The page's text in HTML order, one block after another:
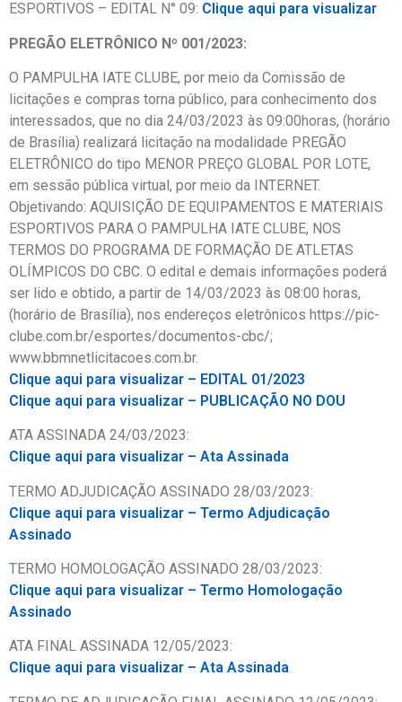
ESPORTIVOS – EDITAL N° 09: Clique aqui para visualizar
PREGÃO ELETRÔNICO Nº 001/2023:
O PAMPULHA IATE CLUBE, por meio da Comissão de
licitações e compras torna público, para conhecimento dos
interessados, que no dia 24/03/2023 às 09:00horas, (horário
de Brasília) realizará licitação na modalidade PREGÃO
ELETRÔNICO do tipo MENOR PREÇO GLOBAL POR LOTE,
em sessão pública virtual, por meio da INTERNET.
Objetivando: AQUISIÇÃO DE EQUIPAMENTOS E MATERIAIS
ESPORTIVOS PARA O PAMPULHA IATE CLUBE, NOS
TERMOS DO PROGRAMA DE FORMAÇÃO DE ATLETAS
OLÍMPICOS DO CBC. O edital e demais informações poderá
ser lido e obtido, a partir de 14/03/2023 às 08:00 horas,
(horário de Brasília), nos endereços eletrônicos https://pic-
clube.com.br/esportes/documentos-cbc/;
www.bbmnetlicitacoes.com.br.
Clique aqui para visualizar – EDITAL 01/2023
Clique aqui para visualizar – PUBLICAÇÃO NO DOU
ATA ASSINADA 24/03/2023:
Clique aqui para visualizar – Ata Assinada
TERMO ADJUDICAÇÃO ASSINADO 28/03/2023:
Clique aqui para visualizar – Termo Adjudicação
Assinado
TERMO HOMOLOGAÇÃO ASSINADO 28/03/2023:
Clique aqui para visualizar – Termo Homologação
Assinado
ATA FINAL ASSINADA 12/05/2023:
Clique aqui para visualizar – Ata Assinada